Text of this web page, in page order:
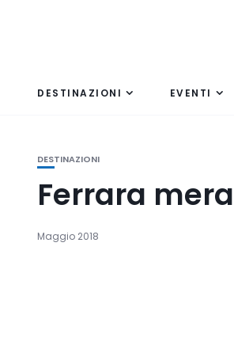
DESTINAZIONI EVENTI
DESTINAZIONI
Ferrara
Maggio 2018